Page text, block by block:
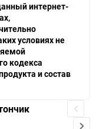
интернет-
условиях не
кодекса
и состав